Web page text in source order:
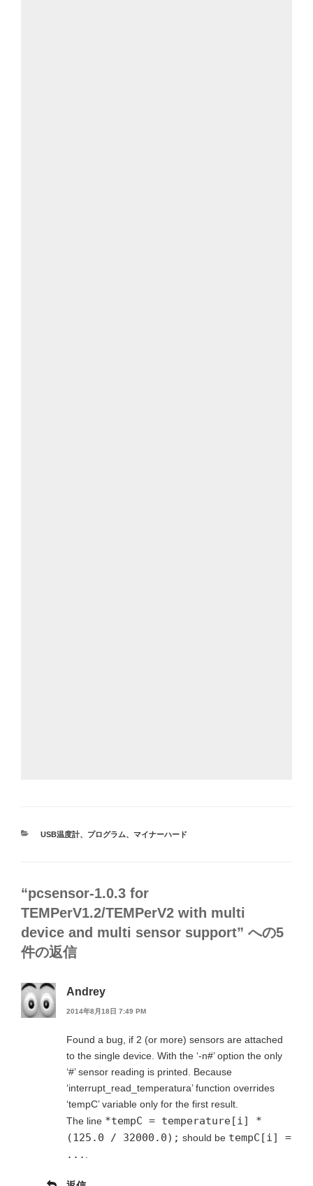
カ
USB温度計、 プログラム、 マイナーハード
“pcsensor-1.0.3 for
TEMPerV1.2/TEMPerV2 with multi
device and multi sensor support” への5
件の返信
Andrey
2014年8月18日 7:49 PM
Found a bug, if 2 (or more) sensors are attached
to the single device. With the ‘-n#’ option the only
‘#’ sensor reading is printed. Because
‘interrupt_read_temperatura’ function overrides
‘tempC’ variable only for the first result.
The line *tempC = temperature[i] *
(125.0 / 32000.0); should be tempC[i] =
...